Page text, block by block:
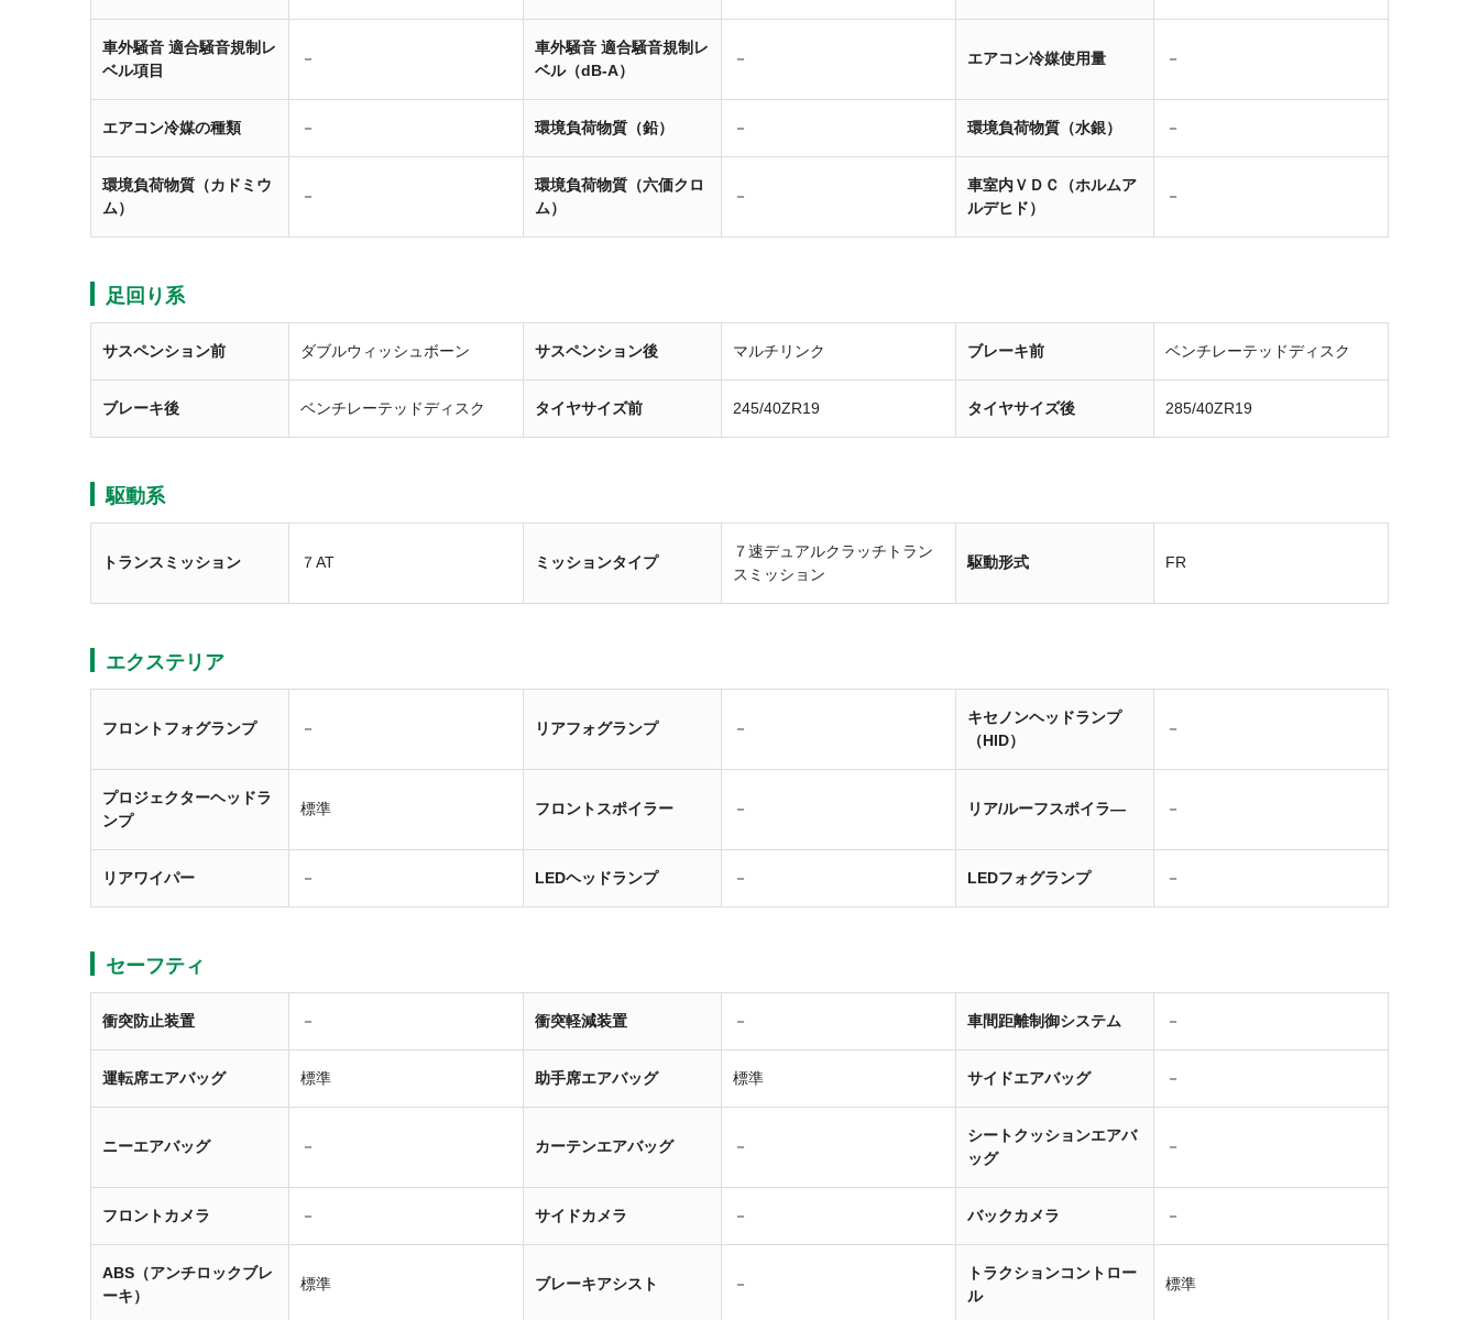
車外騒音 適合騒音規制レ
ベル項目
－
車外騒音 適合騒音規制レ
ベル（dB-A）
－ エアコン冷媒使用量 －
エアコン冷媒の種類 － 環境負荷物質（鉛） － 環境負荷物質（水銀） －
環境負荷物質（カドミウ
ム）
－
環境負荷物質（六価クロ
ム）
－
車室内ＶＤＣ（ホルムア
ルデヒド）
－
足回り系
サスペンション前 ダブルウィッシュボーン サスペンション後 マルチリンク ブレーキ前 ベンチレーテッドディスク
ブレーキ後 ベンチレーテッドディスク タイヤサイズ前 245/40ZR19 タイヤサイズ後 285/40ZR19
駆動系
トランスミッション ７AT ミッションタイプ
７速デュアルクラッチトラン
スミッション
駆動形式 FR
エクステリア
フロントフォグランプ － リアフォグランプ －
キセノンヘッドランプ
（HID）
－
プロジェクターヘッドラ
ンプ
標準 フロントスポイラー － リア/ルーフスポイラ― －
リアワイパー － LEDヘッドランプ － LEDフォグランプ －
セーフティ
衝突防止装置 － 衝突軽減装置 － 車間距離制御システム －
運転席エアバッグ 標準 助手席エアバッグ 標準 サイドエアバッグ －
ニーエアバッグ － カーテンエアバッグ －
シートクッションエアバ
ッグ
－
フロントカメラ － サイドカメラ － バックカメラ －
ABS（アンチロックブレ
ーキ）
標準 ブレーキアシスト －
トラクションコントロー
ル
標準